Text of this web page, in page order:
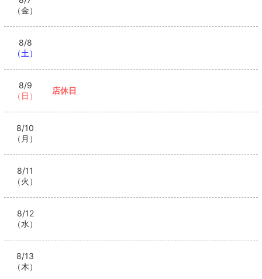
（金）
8/8
（土）
8/9
（日）
店休日
8/10
（月）
8/11
（火）
8/12
（水）
8/13
（木）